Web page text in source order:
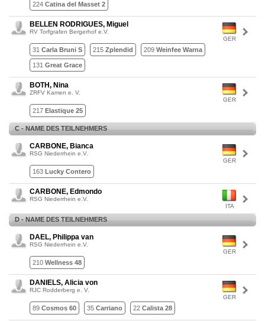
224 Catina del Masset 2
GER
BELLEN RODRIGUES, Miguel
RV Torfgrafen Bergerhof e.V.
31 Carla Bruni S 215 Zplendid 209 Weinfee Warna
131 Great Grace
GER
BOTH, Nina
ZRFV Kamen e. V.
217 Elastique 25
C - NAME DES TEILNEHMERS
GER
CARBONE, Bianca
RSG Niederrhein e.V.
163 Lucky Contero
ITA
CARBONE, Edmondo
RSG Niederrhein e.V.
D - NAME DES TEILNEHMERS
GER
DAEL, Philippa van
RSG Niederrhein e.V.
210 Wellness 48
GER
DANIELS, Alicia von
RJC Rodderberg e. V.
89 Cosmos 60 35 Carriano 22 Calista 28